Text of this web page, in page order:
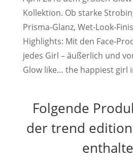
Kollektion. Ob starke
Prisma-Glanz, Wet-Look-
Highlights: Mit den Face-
jedes Girl – äußerlich und
Glow like… the happiest girl
Folgende
der trend edition